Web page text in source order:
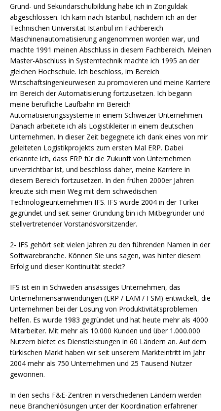
Grund- und Sekundarschulbildung habe ich in Zonguldak
abgeschlossen. Ich kam nach Istanbul, nachdem ich an der
Technischen Universität Istanbul im Fachbereich
Maschinenautomatisierung angenommen worden war, und
machte 1991 meinen Abschluss in diesem Fachbereich. Meinen
Master-Abschluss in Systemtechnik machte ich 1995 an der
gleichen Hochschule. Ich beschloss, im Bereich
Wirtschaftsingenieurwesen zu promovieren und meine Karriere
im Bereich der Automatisierung fortzusetzen. Ich begann
meine berufliche Laufbahn im Bereich
Automatisierungssysteme in einem Schweizer Unternehmen.
Danach arbeitete ich als Logistikleiter in einem deutschen
Unternehmen. In dieser Zeit begegnete ich dank eines von mir
geleiteten Logistikprojekts zum ersten Mal ERP. Dabei
erkannte ich, dass ERP für die Zukunft von Unternehmen
unverzichtbar ist, und beschloss daher, meine Karriere in
diesem Bereich fortzusetzen. In den frühen 2000er Jahren
kreuzte sich mein Weg mit dem schwedischen
Technologieunternehmen IFS. IFS wurde 2004 in der Türkei
gegründet und seit seiner Gründung bin ich Mitbegründer und
stellvertretender Vorstandsvorsitzender.
2- IFS gehört seit vielen Jahren zu den führenden Namen in der
Softwarebranche. Können Sie uns sagen, was hinter diesem
Erfolg und dieser Kontinuität steckt?
IFS ist ein in Schweden ansässiges Unternehmen, das
Unternehmensanwendungen (ERP / EAM / FSM) entwickelt, die
Unternehmen bei der Lösung von Produktivitätsproblemen
helfen. Es wurde 1983 gegründet und hat heute mehr als 4000
Mitarbeiter. Mit mehr als 10.000 Kunden und über 1.000.000
Nutzern bietet es Dienstleistungen in 60 Ländern an. Auf dem
türkischen Markt haben wir seit unserem Markteintritt im Jahr
2004 mehr als 750 Unternehmen und 25 Tausend Nutzer
gewonnen.
In den sechs F&E-Zentren in verschiedenen Ländern werden
neue Branchenlösungen unter der Koordination erfahrener